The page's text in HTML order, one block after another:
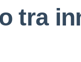
tra